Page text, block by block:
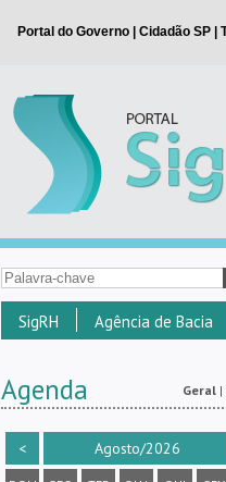
SigRH Agência de Bacia
Agenda Geral |
< Agosto/2026